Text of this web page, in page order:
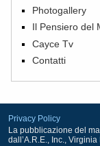
Photogallery
Il Pensiero del
Cayce Tv
Contatti
Privacy Policy
La pubblicazione del
dall’A.R.E., Inc.,